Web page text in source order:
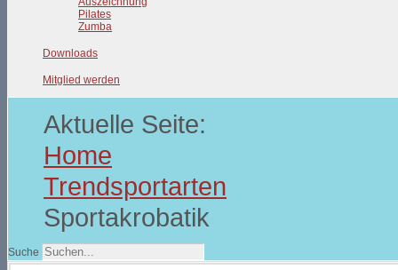
Pilates
Zumba
Downloads
Mitglied werden
Aktuelle Seite:
Home
Trendsportarten
Sportakrobatik
Suche